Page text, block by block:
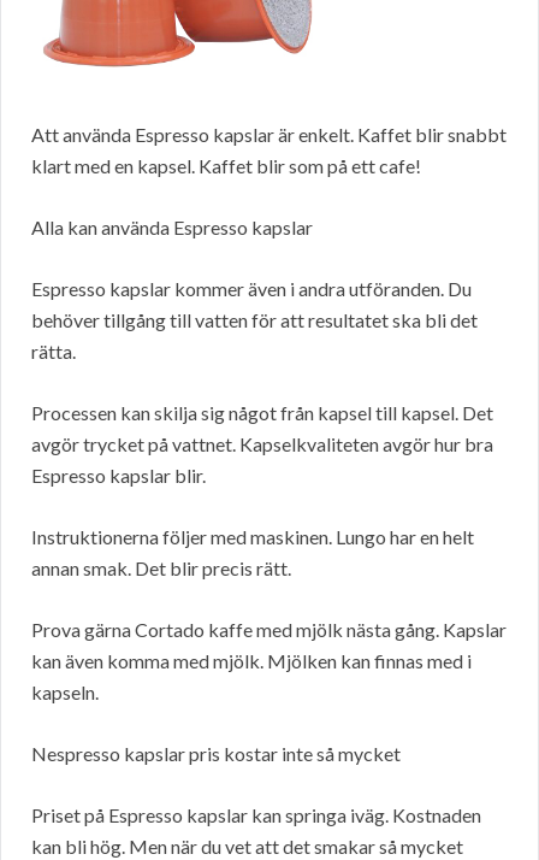
Att använda Espresso kapslar är enkelt. Kaffet blir snabbt
klart med en kapsel. Kaffet blir som på ett cafe!
Alla kan använda Espresso kapslar
Espresso kapslar kommer även i andra utföranden. Du
behöver tillgång till vatten för att resultatet ska bli det
rätta.
Processen kan skilja sig något från kapsel till kapsel. Det
avgör trycket på vattnet. Kapselkvaliteten avgör hur bra
Espresso kapslar blir.
Instruktionerna följer med maskinen. Lungo har en helt
annan smak. Det blir precis rätt.
Prova gärna Cortado kaffe med mjölk nästa gång. Kapslar
kan även komma med mjölk. Mjölken kan finnas med i
kapseln.
Nespresso kapslar pris kostar inte så mycket
Priset på Espresso kapslar kan springa iväg. Kostnaden
kan bli hög. Men när du vet att det smakar så mycket